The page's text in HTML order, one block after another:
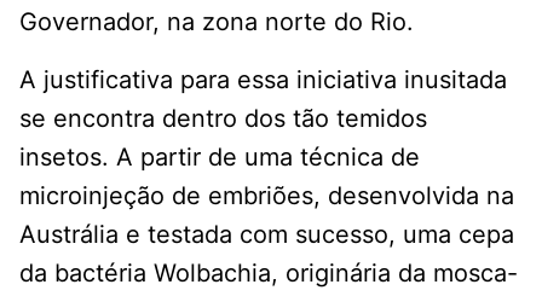
Governador, na zona norte do Rio.
A justificativa para essa iniciativa inusitada
se encontra dentro dos tão temidos
insetos. A partir de uma técnica de
microinjeção de embriões, desenvolvida na
Austrália e testada com sucesso, uma cepa
da bactéria Wolbachia, originária da mosca-